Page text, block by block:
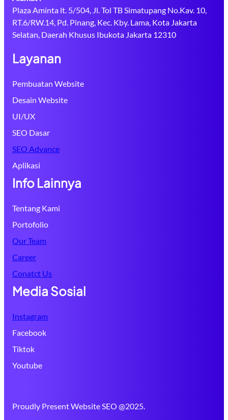
Plaza Aminta lt. 5/504, Jl. Tol TB Simatupang No.Kav. 10,
RT.6/RW.14, Pd. Pinang, Kec. Kby. Lama, Kota Jakarta
Selatan, Daerah Khusus Ibukota Jakarta 12310
Layanan
Pembuatan Website
Desain Website
UI/UX
SEO Dasar
SEO Advance
Aplikasi
Info Lainnya
Tentang Kami
Portofolio
Our Team
Career
Conatct Us
Media Sosial
Instagram
Facebook
Tiktok
Youtube
Proudly Present Website SEO @2025.